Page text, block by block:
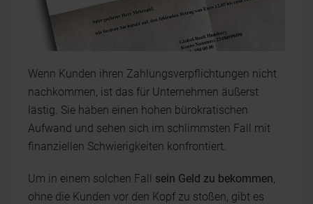
Wenn Kunden ihren Zahlungsverpflichtungen nicht
nachkommen, ist das für Unternehmen äußerst
lästig. Sie haben einen hohen bürokratischen
Aufwand und sehen sich im schlimmsten Fall mit
finanziellen Schwierigkeiten konfrontiert.
Um in einem solchen Fall sein Geld zu bekommen,
ohne die Kunden vor den Kopf zu stoßen, gibt es